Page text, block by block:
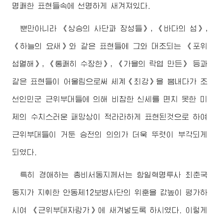
명쾌한 표현들속에 선명하게 새겨져있다.
뿐만아니라 《상승의 사단과 장성들》, 《바다의 섬》,
《하늘의 요새》와 같은 표현들에 그와 대조되는 《포위
섬멸해》, 《통쾌히 수장한》, 《가을의 락엽 만든》 등과
같은 표현들이 어울림으로써 세계《최강》을 뽐내다가 조
선인민군 근위부대들에 의해 비참한 신세를 면치 못한 미
제의 수치스러운 패망상이 적라라하게 표현된것으로 하여
근위부대들이 거둔 승전의 의의가 더욱 뚜렷이 부각되게
되였다.
특히 경애하는 총비서동지께서 는 항일혁명투사 최춘국
동지가 지휘한 안동제12보병사단의 위훈을 값높이 평가하
시여 《근위부대자랑가》에 새겨넣도록 하시였다. 이렇게